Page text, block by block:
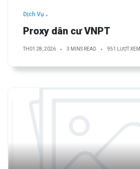
Dịch Vụ
Proxy dân cư VNPT
TH01 28, 2026 3 MINS READ 951 LƯỢT XEM